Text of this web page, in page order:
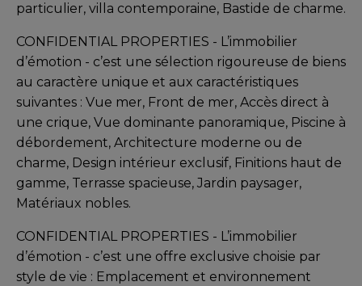
particulier, villa contemporaine, Bastide de charme.
CONFIDENTIAL PROPERTIES - L’immobilier
d’émotion - c’est une sélection rigoureuse de biens
au caractère unique et aux caractéristiques
suivantes : Vue mer, Front de mer, Accès direct à
une crique, Vue dominante panoramique, Piscine à
débordement, Architecture moderne ou de
charme, Design intérieur exclusif, Finitions haut de
gamme, Terrasse spacieuse, Jardin paysager,
Matériaux nobles.
CONFIDENTIAL PROPERTIES - L’immobilier
d’émotion - c’est une offre exclusive choisie par
style de vie : Emplacement et environnement